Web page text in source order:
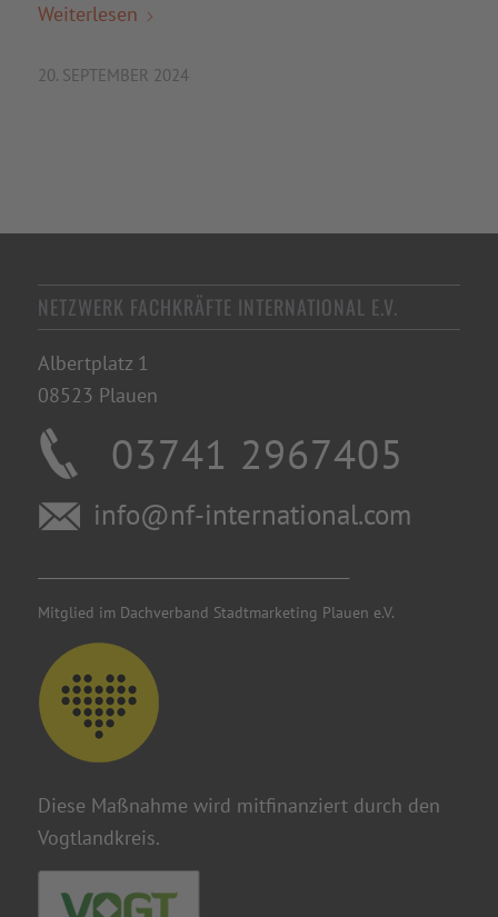
Weiterlesen
20. SEPTEMBER 2024
NETZWERK FACHKRÄFTE INTERNATIONAL E.V.
Albertplatz 1
08523 Plauen
03741 2967405
info@nf-international.com
Mitglied im Dachverband Stadtmarketing Plauen e.V.
Diese Maßnahme wird mitfinanziert durch den
Vogtlandkreis.